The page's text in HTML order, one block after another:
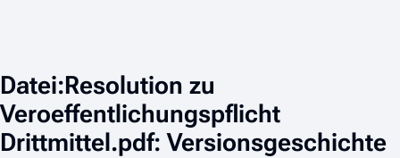
Datei:Resolution zu
Veroeffentlichungspflicht
Drittmittel.pdf: Versionsgeschichte